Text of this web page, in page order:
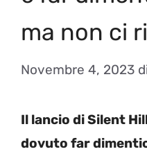
ma non ci
Novembre 4, 2023
Il lancio di Silent
dovuto far